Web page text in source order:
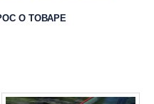
О ТОВАРЕ